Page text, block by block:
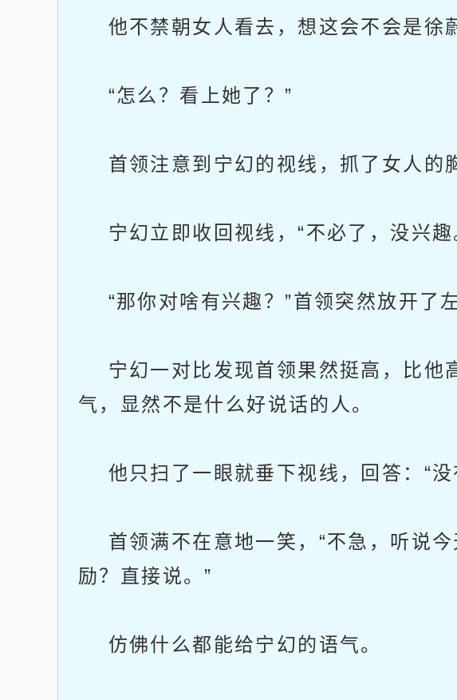
他不禁朝女人看去，想这会不会是徐
“怎么？看上她了？”
首领注意到宁幻的视线，抓了女人的
宁幻立即收回视线，“不必了，没兴趣
“那你对啥有兴趣？”首领突然放开了
宁幻一对比发现首领果然挺高，比他
气，显然不是什么好说话的人。
他只扫了一眼就垂下视线，回答：“没
首领满不在意地一笑，“不急，听说今
励？直接说。”
仿佛什么都能给宁幻的语气。